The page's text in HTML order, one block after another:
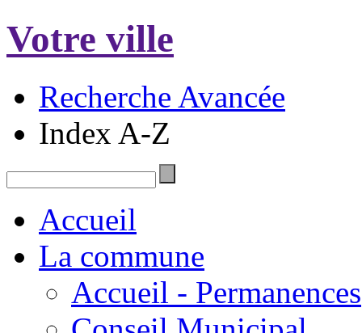
Votre ville
Recherche Avancée
Index A-Z
Accueil
La commune
Accueil - Permanences